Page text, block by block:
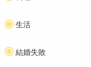
生活
結婚失敗